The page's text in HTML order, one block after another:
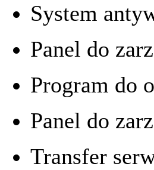
System
Panel do
Program do
Panel do
Transfer